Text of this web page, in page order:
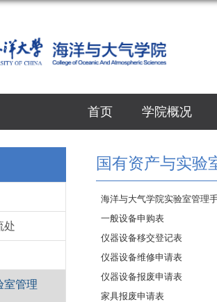
首页 学院概况
处
室管理
国有资产与实验
海洋与大气学院实验室管理
一般设备申购表
仪器设备移交登记表
仪器设备维修申请表
仪器设备报废申请表
家具报废申请表